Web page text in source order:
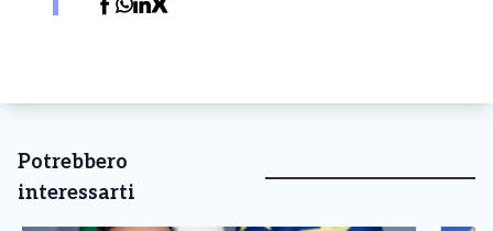
Potrebbero
interessarti